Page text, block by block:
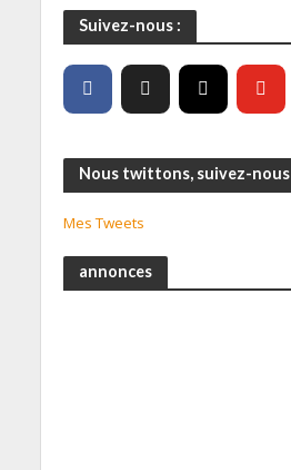
Suivez-nous :
Nous twittons, suivez-nous
Mes Tweets
annonces